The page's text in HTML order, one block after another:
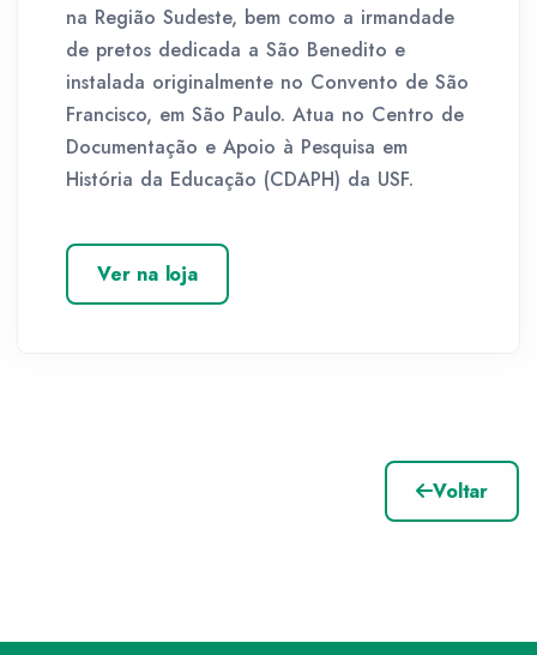
na Região Sudeste, bem como a irmandade
de pretos dedicada a São Benedito e
instalada originalmente no Convento de São
Francisco, em São Paulo. Atua no Centro de
Documentação e Apoio à Pesquisa em
História da Educação (CDAPH) da USF.
Ver na loja
Voltar